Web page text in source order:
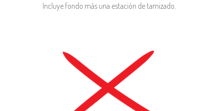
Incluye fondo más una estación de tamizado.